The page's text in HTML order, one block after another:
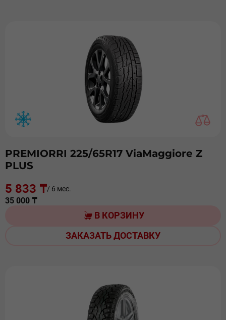
PREMIORRI 225/65R17 ViaMaggiоre Z
PLUS
5 833 ₸/ 6 мес.
35 000 ₸
В КОРЗИНУ
ЗАКАЗАТЬ ДОСТАВКУ